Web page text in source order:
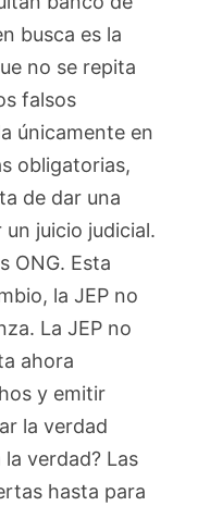
busca es la
no se repita
falsos
únicamente en
obligatorias,
de dar una
juicio judicial.
ONG. Esta
la JEP no
La JEP no
ahora
y emitir
la verdad
verdad? Las
hasta para